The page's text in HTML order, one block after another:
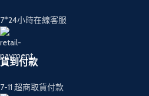
7*24小時在線客服
貨到付款
7-11 超商取貨付款